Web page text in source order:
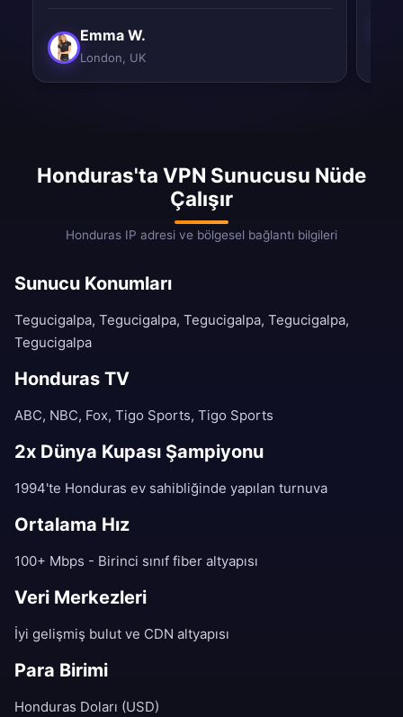
Emma W.
London, UK
Honduras'ta VPN Sunucusu Nüde
Çalışır
Honduras IP adresi ve bölgesel bağlantı bilgileri
Sunucu Konumları
Tegucigalpa, Tegucigalpa, Tegucigalpa, Tegucigalpa,
Tegucigalpa
Honduras TV
ABC, NBC, Fox, Tigo Sports, Tigo Sports
2x Dünya Kupası Şampiyonu
1994'te Honduras ev sahibliğinde yapılan turnuva
Ortalama Hız
100+ Mbps - Birinci sınıf fiber altyapısı
Veri Merkezleri
İyi gelişmiş bulut ve CDN altyapısı
Para Birimi
Honduras Doları (USD)